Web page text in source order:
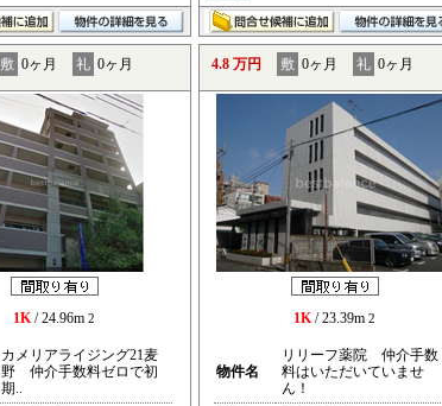
敷 0ヶ月 礼 0ヶ月
1K/ 24.96m 2
カメリアライジング21麦
野 仲介手数料ゼロで初
期..
4.8 万円 敷 0ヶ月 礼 0ヶ月
1K/ 23.39m 2
物件名
リリーフ薬院 仲介手数
料はいただいていませ
ん！